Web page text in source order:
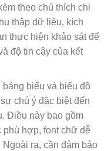
theo chú thích chi
thập dữ liệu, kích
thực hiện khảo sát để
độ tin cậy của kết
bảng biểu và biểu đồ
chú ý đặc biệt đến
Điều này bao gồm
phù hợp, font chữ dễ
ra, cần đảm bảo